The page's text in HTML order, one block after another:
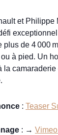
et Philippe
plus de 4 000
à pied. Un
la
:Teaser
: →